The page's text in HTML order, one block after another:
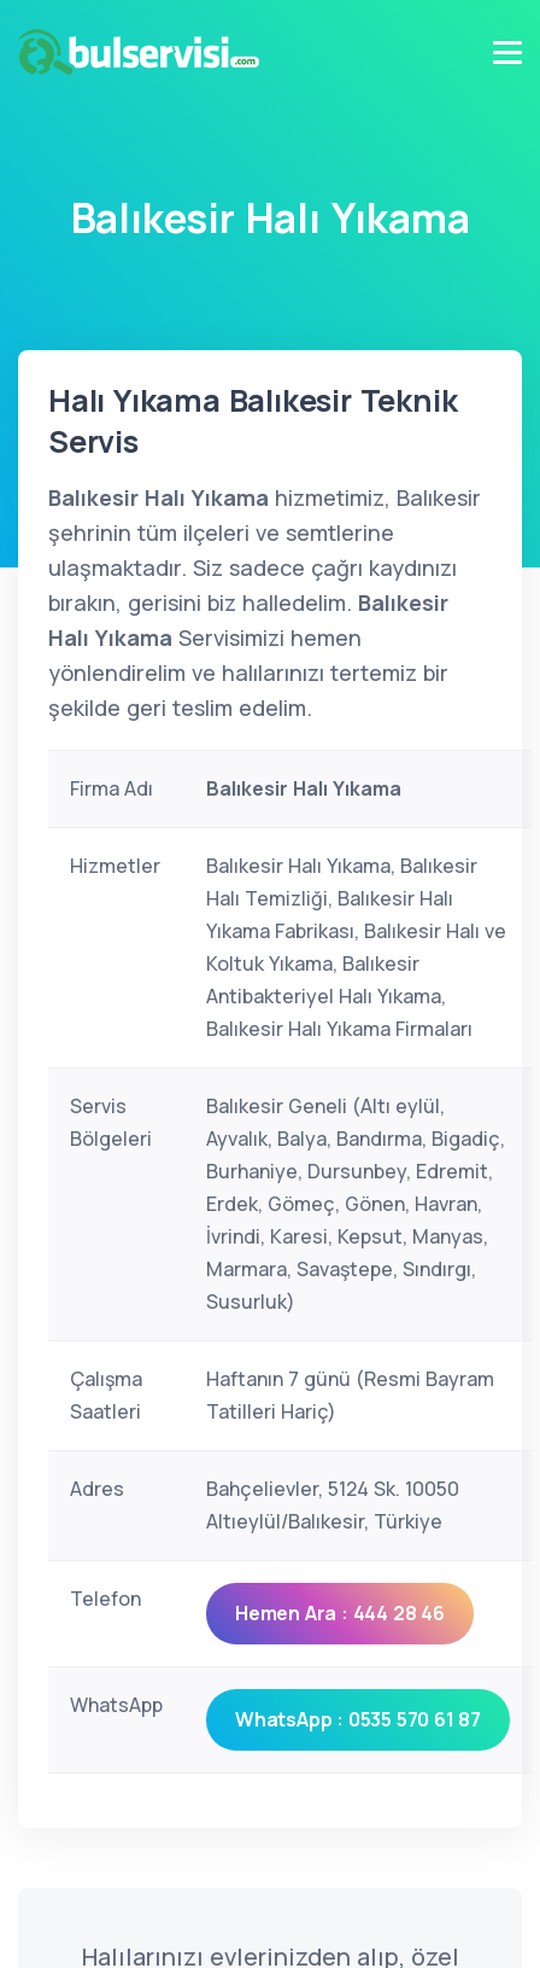
Balıkesir Halı Yıkama
Halı Yıkama Balıkesir Teknik
Servis
Balıkesir Halı Yıkama hizmetimiz, Balıkesir
şehrinin tüm ilçeleri ve semtlerine
ulaşmaktadır. Siz sadece çağrı kaydınızı
bırakın, gerisini biz halledelim. Balıkesir
Halı Yıkama Servisimizi hemen
yönlendirelim ve halılarınızı tertemiz bir
şekilde geri teslim edelim.
Firma Adı Balıkesir Halı Yıkama
Hizmetler
Balıkesir Halı Yıkama, Balıkesir
Halı Temizliği, Balıkesir Halı
Yıkama Fabrikası, Balıkesir Halı ve
Koltuk Yıkama, Balıkesir
Antibakteriyel Halı Yıkama,
Balıkesir Halı Yıkama Firmaları
Servis
Bölgeleri
Balıkesir Geneli (Altı eylül,
Ayvalık, Balya, Bandırma, Bigadiç,
Burhaniye, Dursunbey, Edremit,
Erdek, Gömeç, Gönen, Havran,
İvrindi, Karesi, Kepsut, Manyas,
Marmara, Savaştepe, Sındırgı,
Susurluk)
Çalışma
Saatleri
Haftanın 7 günü (Resmi Bayram
Tatilleri Hariç)
Adres
Bahçelievler, 5124 Sk. 10050
Altıeylül/Balıkesir, Türkiye
Telefon
Hemen Ara : 444 28 46
WhatsApp
WhatsApp : 0535 570 61 87
Halılarınızı evlerinizden alıp, özel